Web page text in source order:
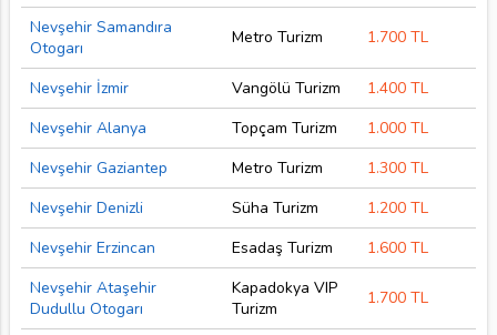
Nevşehir Samandıra
Otogarı
Metro Turizm 1.700 TL
Nevşehir İzmir Vangölü Turizm
1.400 TL
Nevşehir Alanya
Topçam Turizm
1.000 TL
Nevşehir Gaziantep
Metro Turizm
1.300 TL
Nevşehir Denizli
Süha Turizm
1.200 TL
Nevşehir Erzincan
Esadaş Turizm
1.600 TL
Nevşehir Ataşehir
Dudullu Otogarı
Kapadokya VIP
Turizm
1.700 TL